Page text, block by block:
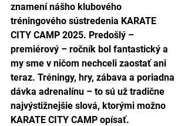
znamení nášho klubového
tréningového sústredenia KARATE
CITY CAMP 2025. Predošlý –
premiérový – ročník bol fantastický a
my sme v ničom nechceli zaostať ani
teraz. Tréningy, hry, zábava a poriadna
dávka adrenalínu – to sú už tradične
najvýstižnejšie slová, ktorými možno
KARATE CITY CAMP opísať.